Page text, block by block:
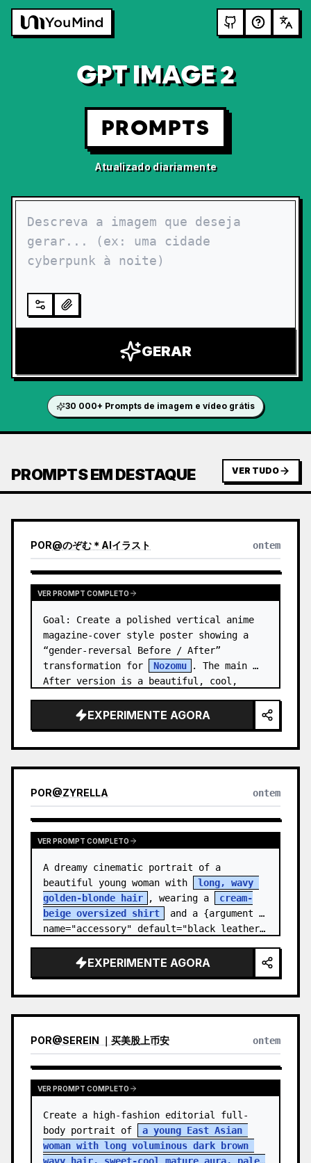
GPT IMAGE 2
PROMPTS
Atualizado diariamente
GERAR
30 000+ Prompts de imagem e vídeo grátis
PROMPTS EM DESTAQUE VER TUDO
POR@のぞむ＊AIイラスト ontem
VER PROMPT COMPLETO
Goal: Create a polished vertical anime
magazine-cover style poster showing a
“gender-reversal Before / After”
transformation for
Nozomu
. The main
After version is a beautiful, cool,
EXPERIMENTE AGORA
POR@ZYRELLA ontem
VER PROMPT COMPLETO
A dreamy cinematic portrait of a
beautiful young woman with
long, wavy
golden-blonde hair
, wearing a
cream-
beige oversized shirt
and a {argument
name="accessory" default="black leather…
EXPERIMENTE AGORA
POR@SEREIN ｜买美股上币安 ontem
VER PROMPT COMPLETO
Create a high-fashion editorial full-
body portrait of
a young East Asian
woman with long voluminous dark brown